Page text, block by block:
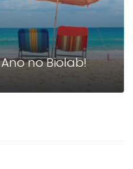
no Biolab!